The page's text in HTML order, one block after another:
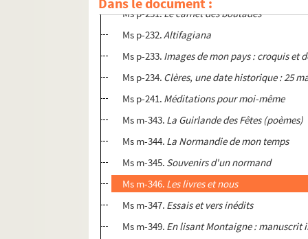
Ms p-231.Le carnet des boutades
Ms p-232.Altifagiana
Ms p-233. Images de mon pays : croquis et
Ms p-234. Clères, une date historique : 25
Ms p-241. Méditations pour moi-même
Ms m-343. La Guirlande des Fêtes (poèmes)
Ms m-344. La Normandie de mon temps
Ms m-345. Souvenirs d'un normand
Ms m-346. Les livres et nous
Ms m-347. Essais et vers inédits
Ms m-349. En lisant Montaigne : manuscrit